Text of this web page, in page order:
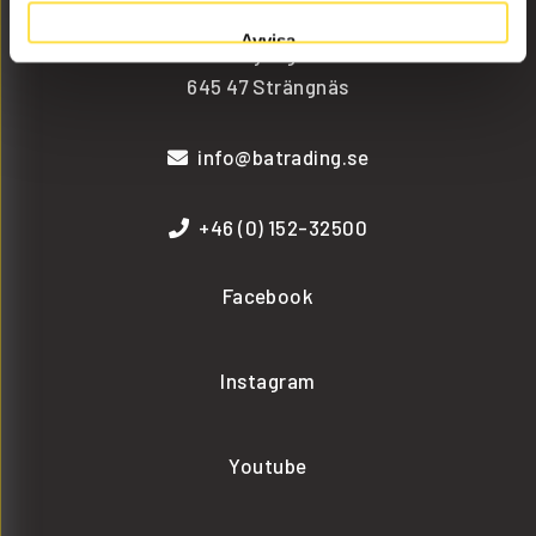
Avvisa
645 47 Strängnäs
info@batrading.se
+46 (0) 152-32500
Facebook
Instagram
Youtube